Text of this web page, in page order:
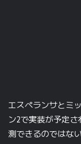
エスペランサとミ
ン2で実装が予定
測できるのではな